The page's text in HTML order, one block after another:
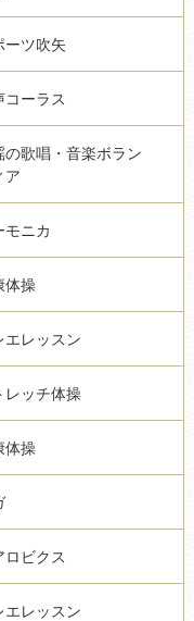
ーツ吹矢
コーラス
の歌唱・音楽ボラン
ア
モニカ
体操
エレッスン
レッチ体操
体操
ロビクス
エレッスン